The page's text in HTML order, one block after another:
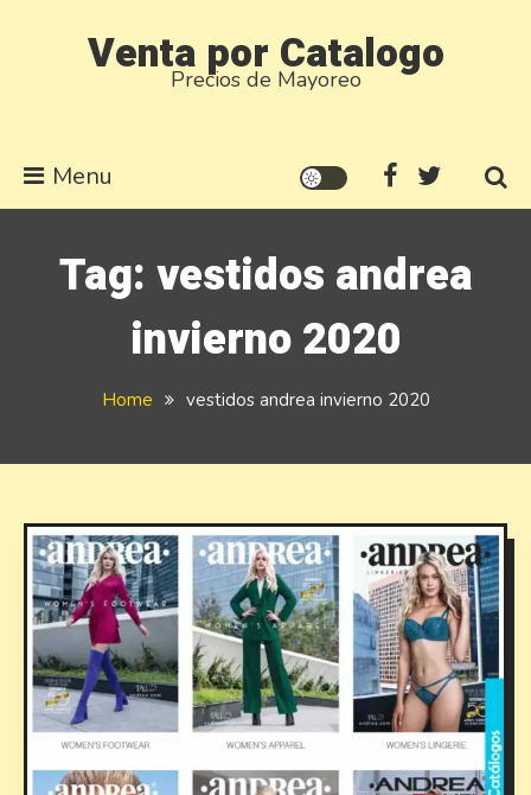
Venta por Catalogo
Precios de Mayoreo
Menu
Tag: vestidos andrea
invierno 2020
Home vestidos andrea invierno 2020